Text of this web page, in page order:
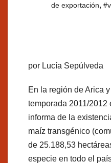
de exportación,
por Lucía Sepúlveda
En la región de Arica
temporada 2011/2012
informa de la
maíz transgénico
de 25.188,53
especie en todo el